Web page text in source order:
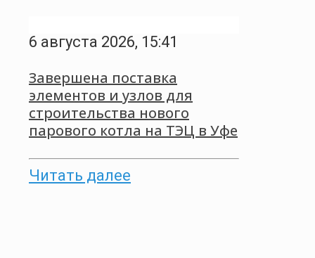
6 августа 2026, 15:41
Завершена поставка
элементов и узлов для
строительства нового
парового котла на ТЭЦ в Уфе
Читать далее